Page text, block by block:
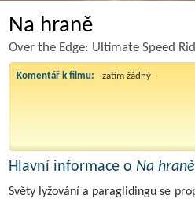
Na hraně
Over the Edge: Ultimate Speed
Komentář k filmu: - zatím žádný -
Hlavní informace o Na hraně
Světy lyžování a paraglidingu se